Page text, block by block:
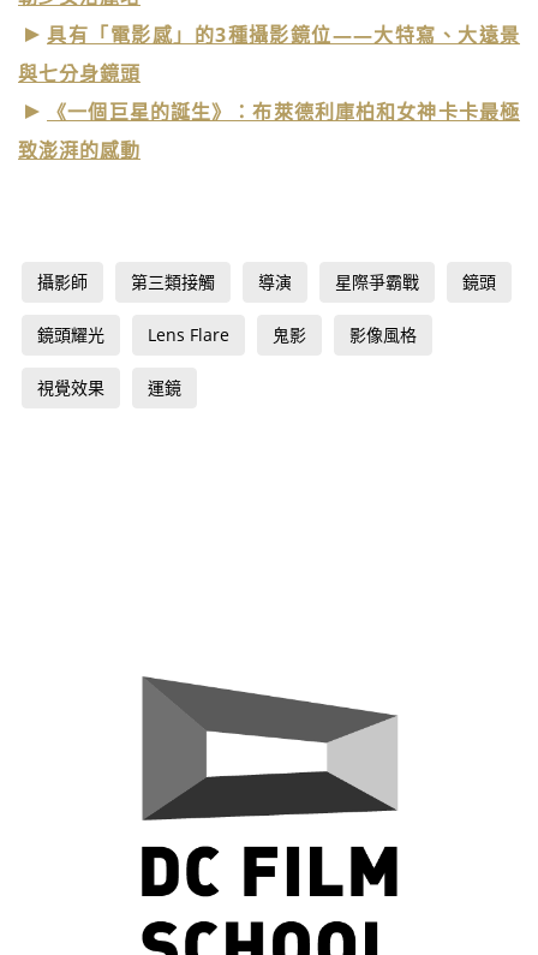
具有「電影感」的3種攝影鏡位——大特寫、大遠景
與七分身鏡頭
《一個巨星的誕生》：布萊德利庫柏和女神卡卡最極
致澎湃的感動
攝影師 第三類接觸 導演 星際爭霸戰 鏡頭
鏡頭耀光 Lens Flare 鬼影 影像風格
視覺效果 運鏡